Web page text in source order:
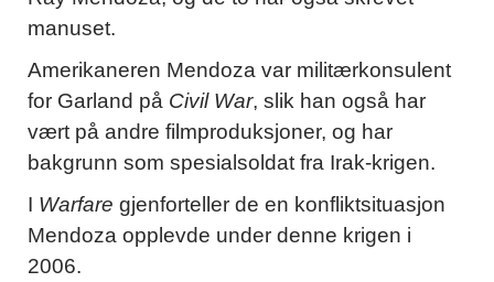
manuset.
Amerikaneren Mendoza var militærkonsulent
for Garland på Civil War, slik han også har
vært på andre filmproduksjoner, og har
bakgrunn som spesialsoldat fra Irak-krigen.
I Warfare gjenforteller de en konfliktsituasjon
Mendoza opplevde under denne krigen i
2006.